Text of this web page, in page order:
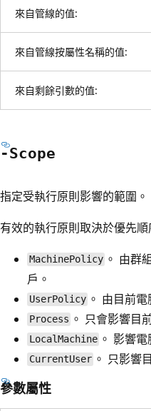
來自管線的值:
來自管線按屬性名稱的值:
來自剩餘引數的值:
-Scope
指定受執行原則影響的範圍。
有效的執行原則取決於優先順
MachinePolicy 。 由群
戶。
UserPolicy 。 由目前
Process 。 只會影響目
LocalMachine 。 影響
CurrentUser 。 只影響
參數屬性